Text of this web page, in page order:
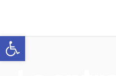
Abrir barra de herramientas